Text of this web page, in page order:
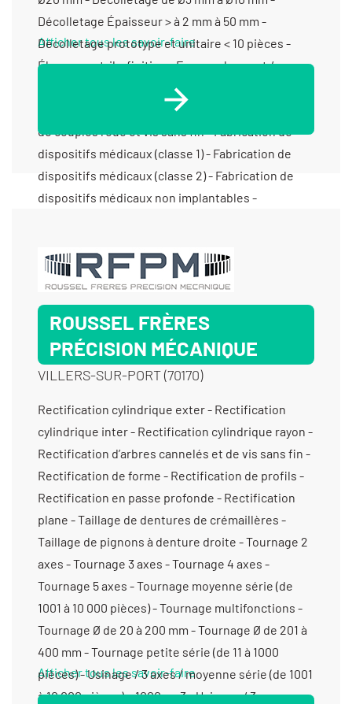
Afficher tous les savoir-faire
ROUSSEL FRÈRES
PRÉCISION MÉCANIQUE
VILLERS-SUR-PORT (70170)
Rectification cylindrique exter - Rectification
cylindrique inter - Rectification cylindrique rayon -
Rectification d’arbres cannelés et de vis sans fin -
Rectification de forme - Rectification de profils -
Rectification en passe profonde - Rectification
plane - Taillage de dentures de crémaillères -
Taillage de pignons à denture droite - Tournage 2
axes - Tournage 3 axes - Tournage 4 axes -
Tournage 5 axes - Tournage moyenne série (de
1001 à 10 000 pièces) - Tournage multifonctions -
Tournage Ø de 20 à 200 mm - Tournage Ø de 201 à
400 mm - Tournage petite série (de 11 à 1000
pièces) - Usinage / 3 axes / moyenne série (de 1001
à 10 000 pièces) > 1000 cm3 - Usinage / 3 axes
Afficher tous les savoir-faire